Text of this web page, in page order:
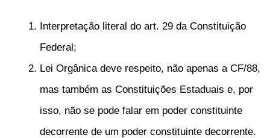
Interpretação literal do art. 29 da Constituição
Federal;
Lei Orgânica deve respeito, não apenas a CF/88,
mas também as Constituições Estaduais e, por
isso, não se pode falar em poder constituinte
decorrente de um poder constituinte decorrente.